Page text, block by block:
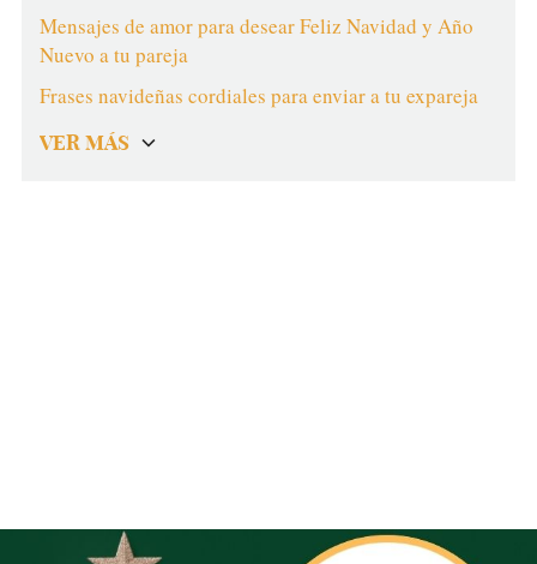
Mensajes de amor para desear Feliz Navidad y Año
Nuevo a tu pareja
Frases navideñas cordiales para enviar a tu expareja